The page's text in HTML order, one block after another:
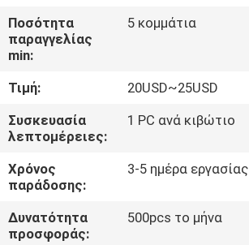
ΠΟΙΟΤΙΚΌΣ
ΈΛΕΓΧΟΣ
ΜΑΣ
ΕΛΆΤΕ
ΕΠΑΦΉ
ΜΕ
Ποσότητα
παραγγελίας
min:
5 κομμάτια
Τιμή:
20USD~25USD
Συσκευασία
λεπτομέρειες:
1 PC ανά κιβώτιο
Χρόνος
παράδοσης:
3-5 ημέρα εργασίας
Δυνατότητα
προσφοράς:
500pcs το μήνα